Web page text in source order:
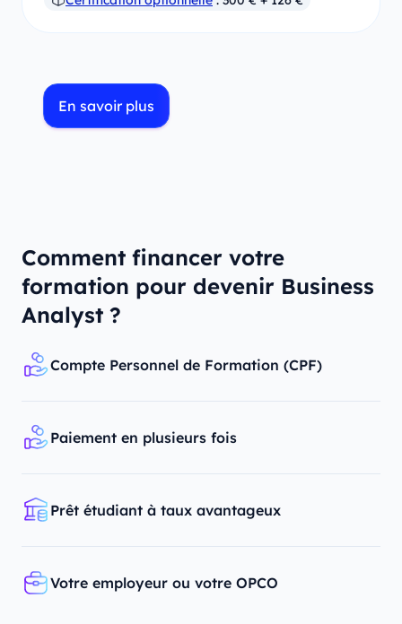
En savoir plus
Comment financer votre
formation pour devenir Business
Analyst ?
Compte Personnel de Formation (CPF)
Paiement en plusieurs fois
Prêt étudiant à taux avantageux
Votre employeur ou votre OPCO